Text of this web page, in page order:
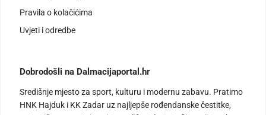
Pravila o kolačićima
Uvjeti i odredbe
Dobrodošli na Dalmacijaportal.hr
Središnje mjesto za sport, kulturu i modernu zabavu. Pratimo
HNK Hajduk i KK Zadar uz najljepše rođendanske čestitke,